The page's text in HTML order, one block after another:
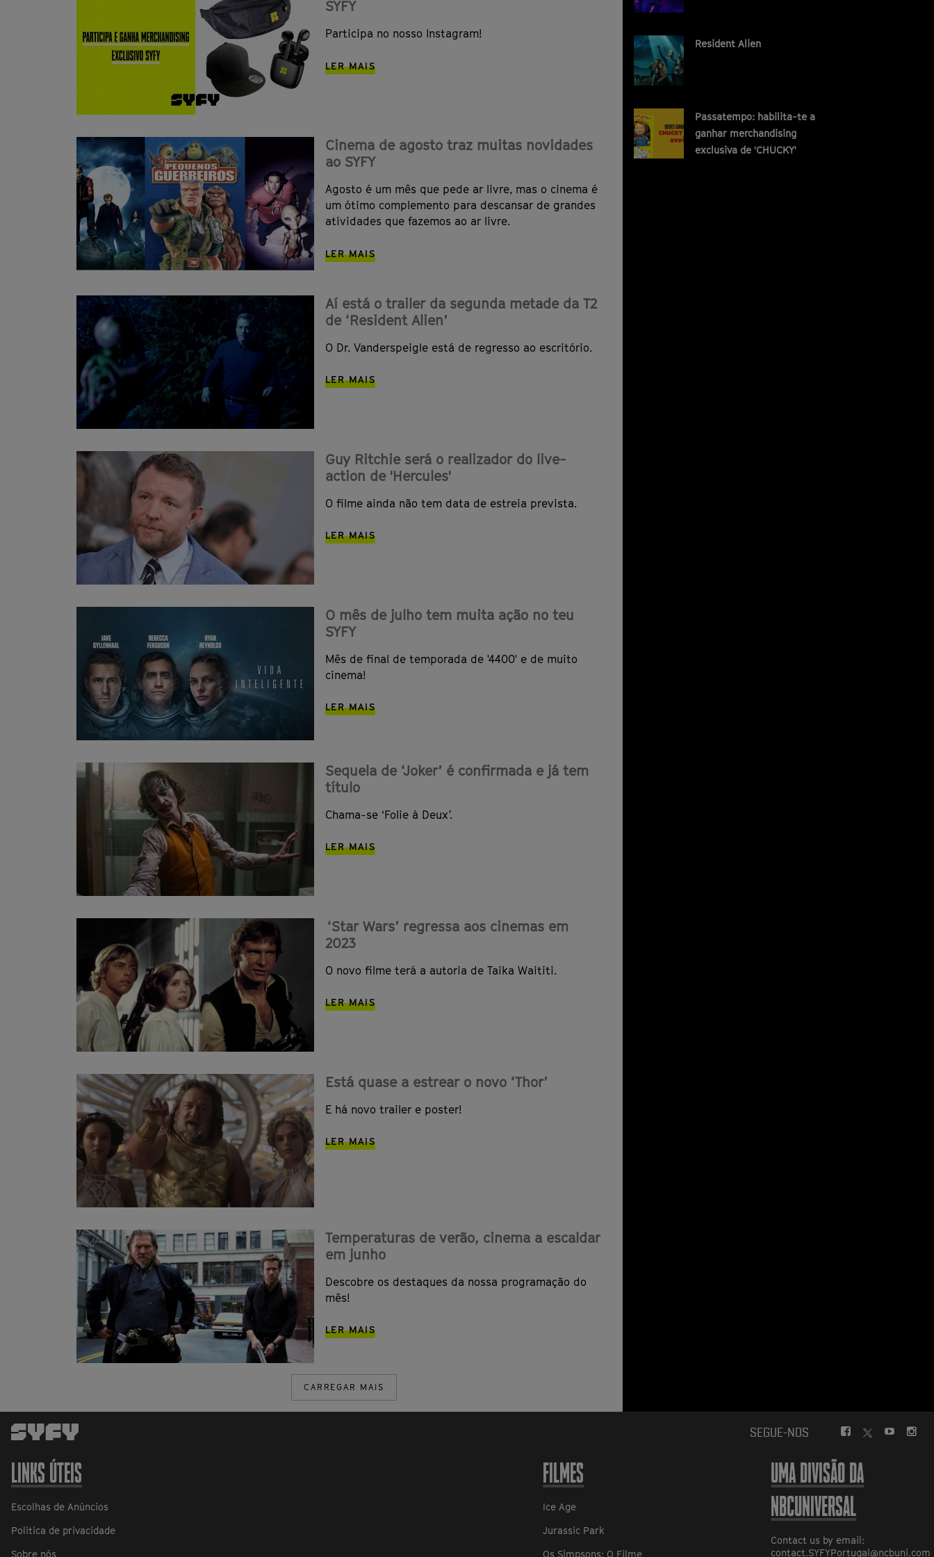
SYFY
Participa no nosso Instagram!
LER MAIS
Cinema de agosto traz muitas novidades
ao SYFY
Agosto é um mês que pede ar livre, mas o cinema é
um ótimo complemento para descansar de grandes
atividades que fazemos ao ar livre.
LER MAIS
Aí está o trailer da segunda metade da T2
de ‘Resident Alien’
O Dr. Vanderspeigle está de regresso ao escritório.
LER MAIS
Guy Ritchie será o realizador do live-
action de 'Hercules'
O filme ainda não tem data de estreia prevista.
LER MAIS
O mês de julho tem muita ação no teu
SYFY
Mês de final de temporada de '4400' e de muito
cinema!
LER MAIS
Sequela de ‘Joker’ é confirmada e já tem
título
Chama-se ‘Folie à Deux’.
LER MAIS
‘Star Wars’ regressa aos cinemas em
2023
O novo filme terá a autoria de Taika Waititi.
LER MAIS
Está quase a estrear o novo ‘Thor’
E há novo trailer e poster!
LER MAIS
Temperaturas de verão, cinema a escaldar
em junho
Descobre os destaques da nossa programação do
mês!
LER MAIS
CARREGAR MAIS
Resident Alien
Passatempo: habilita-te a
ganhar merchandising
exclusiva de 'CHUCKY'
SEGUE-NOS
FACEBOOK
YOUTUBE
LINKS ÚTEIS
Escolhas de Anúncios
Política de privacidade
Sobre nós
FILMES
Ice Age
Jurassic Park
Os Simpsons: O Filme
UMA DIVISÃO DA
NBCUNIVERSAL
Contact us by email:
contact.SYFYPortugal@ncbuni.com